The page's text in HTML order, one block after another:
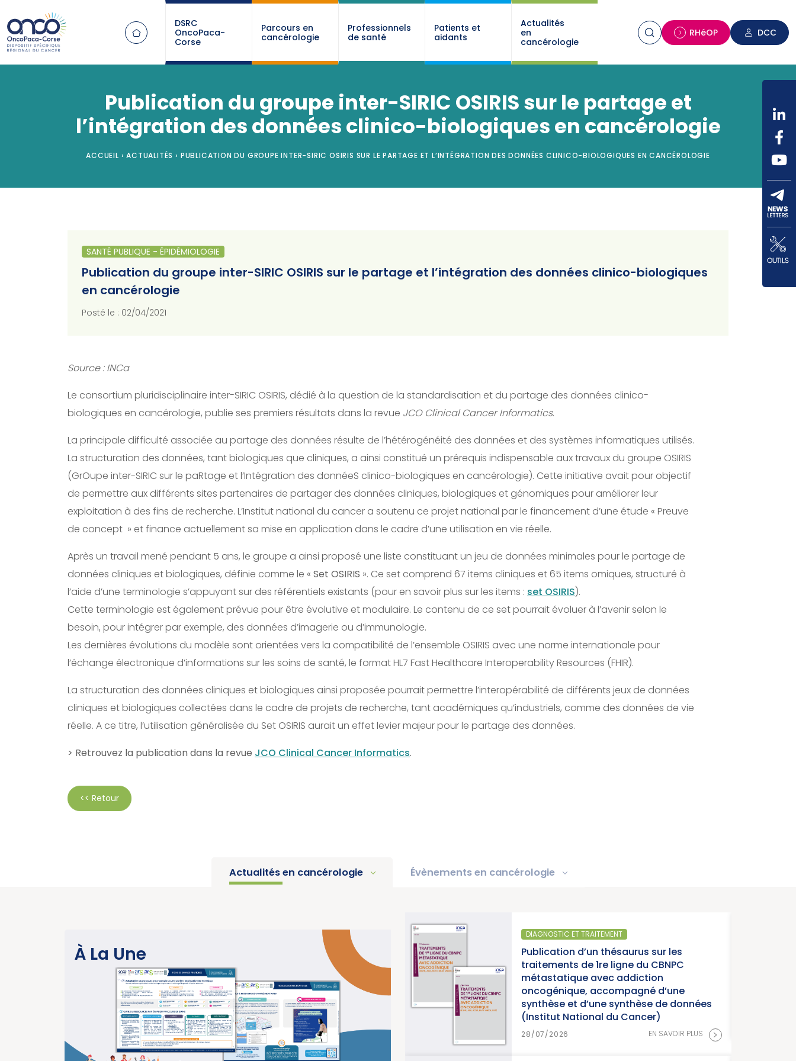
DSRC
OncoPaca-
Corse
Parcours en
cancérologie
Professionnels
de santé
Patients et
aidants
Actualités
en
cancérologie
RHéOP DCC
Publication du groupe inter-SIRIC OSIRIS sur le partage et
l’intégration des données clinico-biologiques en cancérologie
ACCUEIL › ACTUALITÉS › PUBLICATION DU GROUPE INTER-SIRIC OSIRIS SUR LE PARTAGE ET L’INTÉGRATION DES DONNÉES CLINICO-BIOLOGIQUES EN CANCÉROLOGIE
SANTÉ PUBLIQUE - ÉPIDÉMIOLOGIE
Publication du groupe inter-SIRIC OSIRIS sur le partage et l’intégration des données clinico-biologiques
en cancérologie
Posté le : 02/04/2021
Source : INCa
Le consortium pluridisciplinaire inter-SIRIC OSIRIS, dédié à la question de la standardisation et du partage des données clinico-
biologiques en cancérologie, publie ses premiers résultats dans la revue JCO Clinical Cancer Informatics.
La principale difficulté associée au partage des données résulte de l’hétérogénéité des données et des systèmes informatiques utilisés.
La structuration des données, tant biologiques que cliniques, a ainsi constitué un prérequis indispensable aux travaux du groupe OSIRIS
(GrOupe inter-SIRIC sur le paRtage et l’Intégration des donnéeS clinico-biologiques en cancérologie). Cette initiative avait pour objectif
de permettre aux différents sites partenaires de partager des données cliniques, biologiques et génomiques pour améliorer leur
exploitation à des fins de recherche. L’Institut national du cancer a soutenu ce projet national par le financement d’une étude « Preuve
de concept » et finance actuellement sa mise en application dans le cadre d’une utilisation en vie réelle.
Après un travail mené pendant 5 ans, le groupe a ainsi proposé une liste constituant un jeu de données minimales pour le partage de
données cliniques et biologiques, définie comme le « Set OSIRIS ». Ce set comprend 67 items cliniques et 65 items omiques, structuré à
l’aide d’une terminologie s’appuyant sur des référentiels existants (pour en savoir plus sur les items : set OSIRIS).
Cette terminologie est également prévue pour être évolutive et modulaire. Le contenu de ce set pourrait évoluer à l’avenir selon le
besoin, pour intégrer par exemple, des données d’imagerie ou d’immunologie.
Les dernières évolutions du modèle sont orientées vers la compatibilité de l’ensemble OSIRIS avec une norme internationale pour
l’échange électronique d’informations sur les soins de santé, le format HL7 Fast Healthcare Interoperability Resources (FHIR).
La structuration des données cliniques et biologiques ainsi proposée pourrait permettre l’interopérabilité de différents jeux de données
cliniques et biologiques collectées dans le cadre de projets de recherche, tant académiques qu’industriels, comme des données de vie
réelle. A ce titre, l’utilisation généralisée du Set OSIRIS aurait un effet levier majeur pour le partage des données.
> Retrouvez la publication dans la revue JCO Clinical Cancer Informatics.
<< Retour
Actualités en cancérologie Évènements en cancérologie
À La Une
Parution du rapport d’activité 2025 « Une
année charnière pour la lutte contre les
cancers » (Institut National du Cancer)
EN SAVOIR PLUS >
DIAGNOSTIC ET TRAITEMENT
Publication d’un thésaurus sur les
traitements de 1re ligne du CBNPC
métastatique avec addiction
oncogénique, accompagné d’une
synthèse et d’une synthèse de données
(Institut National du Cancer)
EN SAVOIR PLUS